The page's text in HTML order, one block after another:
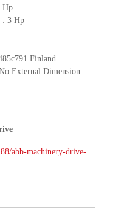
Hp
: 3 Hp
Finland
External Dimension
abb-machinery-drive-